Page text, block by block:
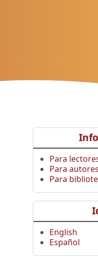
Para
Para
Para
English
Español